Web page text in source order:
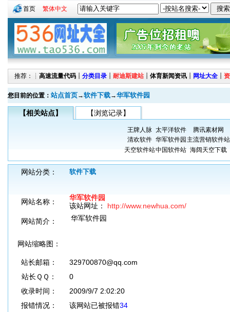
首页 繁体中文
推荐：┊ 高速流量代码 ┊ 分类目录 ┊ 耐迪斯建站 ┊ 体育新闻资讯 ┊ 网址大全 ┊
您目前的位置： 站点首页→软件下载→华军软件园
【相关站点】 【浏览记录】
王牌人脉 太平洋软件
腾讯素材网
清欢软件 华军软件园 主流营销软件站
天空软件站中国软件站 海阔天空下载
网站分类： 软件下载
网站名称：
华军软件园
该站网址： http://www.newhua.com/
网站简介：
华军软件园
网站缩略图：
站长邮箱：
329700870@qq.com
站长ＱＱ：
0
收录时间：
2009/9/7 2:02:20
报错情况：
该网站已被报错34